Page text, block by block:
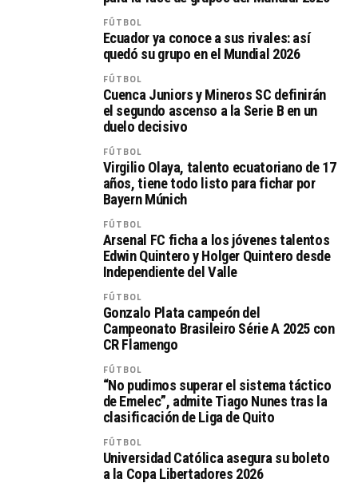
FÚTBOL
Ecuador ya conoce a sus rivales: así
quedó su grupo en el Mundial 2026
FÚTBOL
Cuenca Juniors y Mineros SC definirán
el segundo ascenso a la Serie B en un
duelo decisivo
FÚTBOL
Virgilio Olaya, talento ecuatoriano de 17
años, tiene todo listo para fichar por
Bayern Múnich
FÚTBOL
Arsenal FC ficha a los jóvenes talentos
Edwin Quintero y Holger Quintero desde
Independiente del Valle
FÚTBOL
Gonzalo Plata campeón del
Campeonato Brasileiro Série A 2025 con
CR Flamengo
FÚTBOL
“No pudimos superar el sistema táctico
de Emelec”, admite Tiago Nunes tras la
clasificación de Liga de Quito
FÚTBOL
Universidad Católica asegura su boleto
a la Copa Libertadores 2026